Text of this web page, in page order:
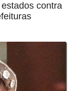
contra